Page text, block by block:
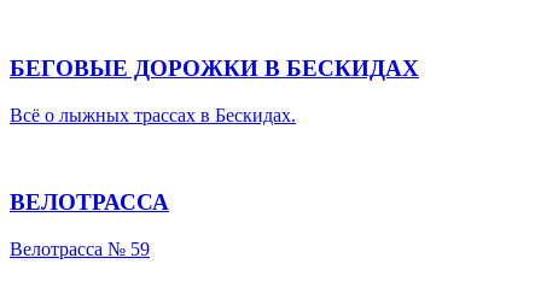
БЕГОВЫЕ ДОРОЖКИ В БЕСКИДАХ
Всё о лыжных трассах в Бескидах.
ВЕЛОТРАССА
Велотрасса № 59